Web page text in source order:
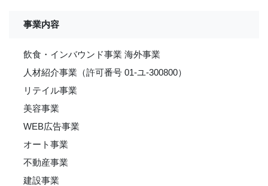
事業内容
飲食・インバウンド事業 海外事業
人材紹介事業（許可番号 01-ユ-300800）
リテイル事業
美容事業
WEB広告事業
オート事業
不動産事業
建設事業